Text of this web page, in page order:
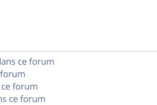
ce forum
forum
ce forum